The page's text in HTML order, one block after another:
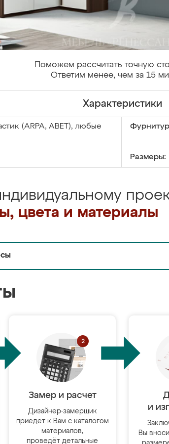
Поможем рассчитать точную
Ответим менее, чем за 15
Характеристики
(ARPA, ABET), любые
Размеры:
цвета и материалы
Замер и расчет
Дизайнер-замерщик
приедет к Вам с каталогом
материалов,
проведёт детальные
и
Вы